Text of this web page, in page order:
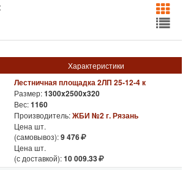
Характеристики
Лестничная площадка 2ЛП 25-12-4 к
Размер:1300x2500x320
Вес:1160
Производитель:ЖБИ №2 г. Рязань
Цена шт.
(самовывоз):9 476
Цена шт.
(с доставкой):10 009.33